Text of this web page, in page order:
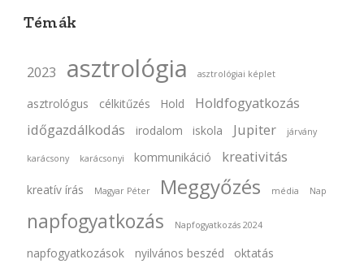
Témák
2023 asztrológia asztrológiai képlet
asztrológus célkitűzés Hold
Holdfogyatkozás
időgazdálkodás
irodalom iskola Jupiter járvány
karácsony karácsonyi kommunikáció kreativitás
kreatív írás Magyar Péter Meggyőzés média Nap
napfogyatkozás Napfogyatkozás 2024
napfogyatkozások nyilvános beszéd oktatás